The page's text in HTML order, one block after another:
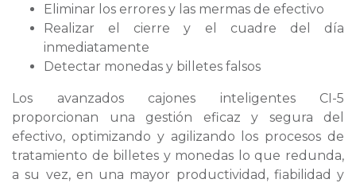
Eliminar los errores y las mermas de efectivo
Realizar el cierre y el cuadre del día
inmediatamente
Detectar monedas y billetes falsos
Los avanzados cajones inteligentes CI-5
proporcionan una gestión eficaz y segura del
efectivo, optimizando y agilizando los procesos de
tratamiento de billetes y monedas lo que redunda,
a su vez, en una mayor productividad, fiabilidad y